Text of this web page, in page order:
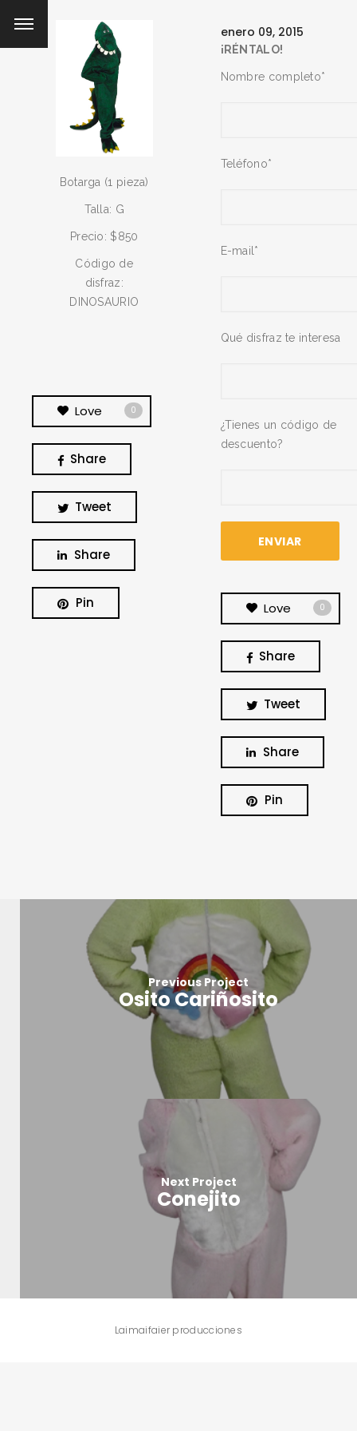
Botarga (1 pieza)
Talla: G
Precio: $850
Código de
disfraz:
DINOSAURIO
Love 0
Share
Tweet
Share
Pin
enero 09, 2015
¡RÉNTALO!
Nombre completo*
Teléfono*
E-mail*
Qué disfraz te interesa
¿Tienes un código de
descuento?
Love 0
Share
Tweet
Share
Pin
Previous Project
Osito Cariñosito
Next Project
Conejito
Laimaifaier producciones